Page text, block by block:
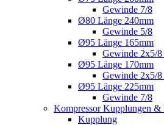
Gewinde 7/8
Ø80 Länge 240mm
Gewinde 5/8
Ø95 Länge 165mm
Gewinde 2x5/
Ø95 Länge 170mm
Gewinde 2x5/
Ø95 Länge 225mm
Gewinde 7/8
Kompressor Kupplungen &
Kupplung